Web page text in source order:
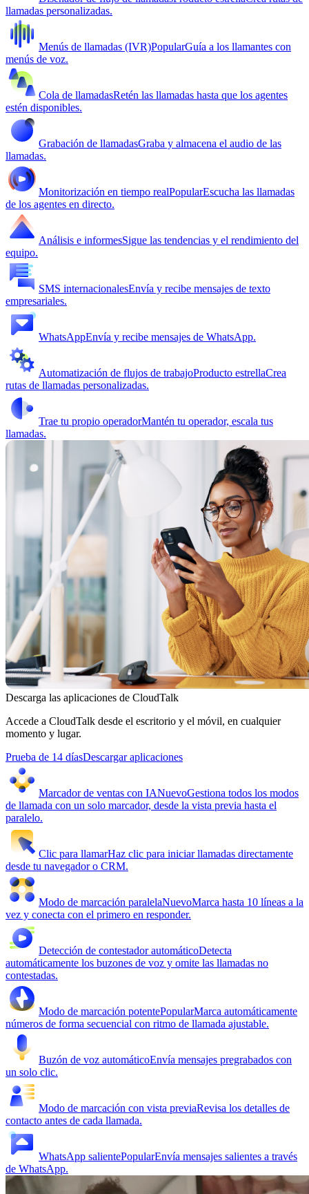
llamadas personalizadas.
Menús de llamadas (IVR)PopularGuía a los llamantes con
menús de voz.
Cola de llamadasRetén las llamadas hasta que los agentes
estén disponibles.
Grabación de llamadasGraba y almacena el audio de las
llamadas.
Monitorización en tiempo realPopularEscucha las llamadas
de los agentes en directo.
Análisis e informesSigue las tendencias y el rendimiento del
equipo.
SMS internacionalesEnvía y recibe mensajes de texto
empresariales.
WhatsAppEnvía y recibe mensajes de WhatsApp.
Automatización de flujos de trabajoProducto estrellaCrea
rutas de llamadas personalizadas.
Trae tu propio operadorMantén tu operador, escala tus
llamadas.
Descarga las aplicaciones de CloudTalk
Accede a CloudTalk desde el escritorio y el móvil, en cualquier
momento y lugar.
Prueba de 14 díasDescargar aplicaciones
Marcador de ventas con IANuevoGestiona todos los modos
de llamada con un solo marcador, desde la vista previa hasta el
paralelo.
Clic para llamarHaz clic para iniciar llamadas directamente
desde tu navegador o CRM.
Modo de marcación paralelaNuevoMarca hasta 10 líneas a la
vez y conecta con el primero en responder.
Detección de contestador automáticoDetecta
automáticamente los buzones de voz y omite las llamadas no
contestadas.
Modo de marcación potentePopularMarca automáticamente
números de forma secuencial con ritmo de llamada ajustable.
Buzón de voz automáticoEnvía mensajes pregrabados con
un solo clic.
Modo de marcación con vista previaRevisa los detalles de
contacto antes de cada llamada.
WhatsApp salientePopularEnvía mensajes salientes a través
de WhatsApp.